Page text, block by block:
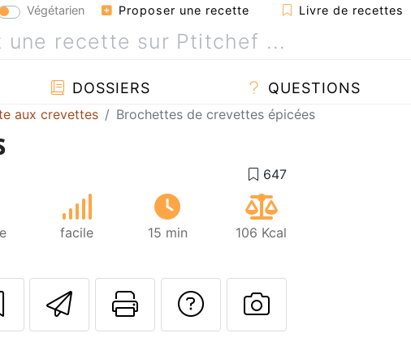
Végétarien Proposer une recette Livre de recettes
DOSSIERS QUESTIONS
aux crevettes Brochettes de crevettes épicées
facile 15 min 106 Kcal
Envoyer cette recette à un
Imprimer cette page
Poser une
Publier